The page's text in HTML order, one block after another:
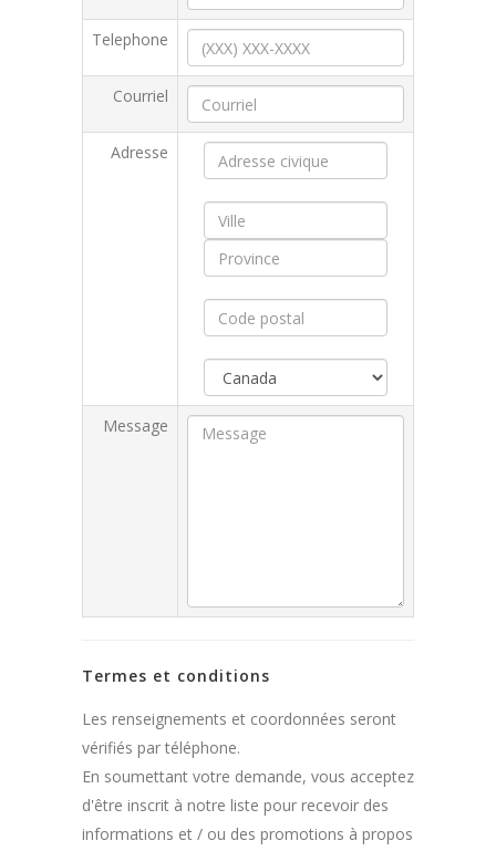
Telephone
Courriel
Adresse
Message
Termes et conditions
Les renseignements et coordonnées seront
vérifiés par téléphone.
En soumettant votre demande, vous acceptez
d'être inscrit à notre liste pour recevoir des
informations et / ou des promotions à propos